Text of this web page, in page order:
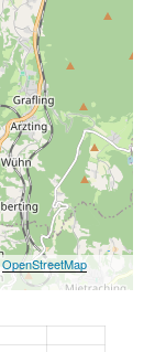
OpenStreetMap